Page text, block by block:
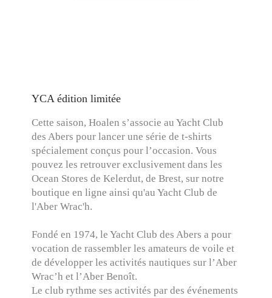
YCA édition limitée
Cette saison, Hoalen s’associe au Yacht Club
des Abers pour lancer une série de t-shirts
spécialement conçus pour l’occasion. Vous
pouvez les retrouver exclusivement dans les
Ocean Stores de Kelerdut, de Brest, sur notre
boutique en ligne ainsi qu'au Yacht Club de
l'Aber Wrac'h.
Fondé en 1974, le Yacht Club des Abers a pour
vocation de rassembler les amateurs de voile et
de développer les activités nautiques sur l’Aber
Wrac’h et l’Aber Benoît.
Le club rythme ses activités par des événements